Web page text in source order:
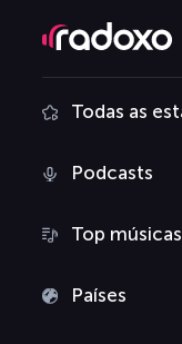
Todas as
Podcasts
Top músicas
Países